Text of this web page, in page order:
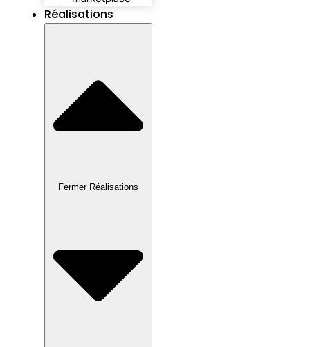
Réalisations
Fermer Réalisations